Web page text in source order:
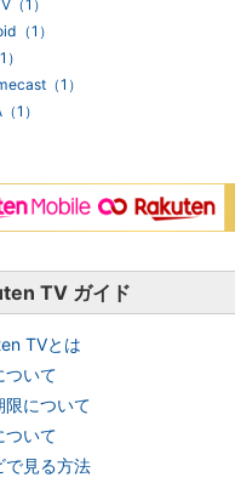
（1）
（1）
（1）
1）
TV ガイド
TVとは
ついて
限について
ついて
で見る方法